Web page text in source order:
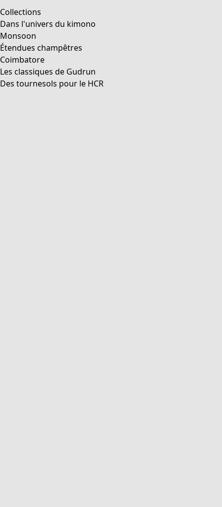
Collections
Dans l'univers du kimono
Monsoon
Étendues champêtres
Coimbatore
Les classiques de Gudrun
Des tournesols pour le HCR